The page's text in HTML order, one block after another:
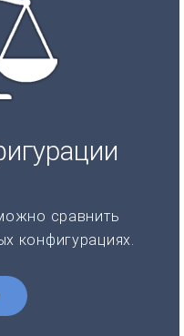
сравнить
конфигурациях.